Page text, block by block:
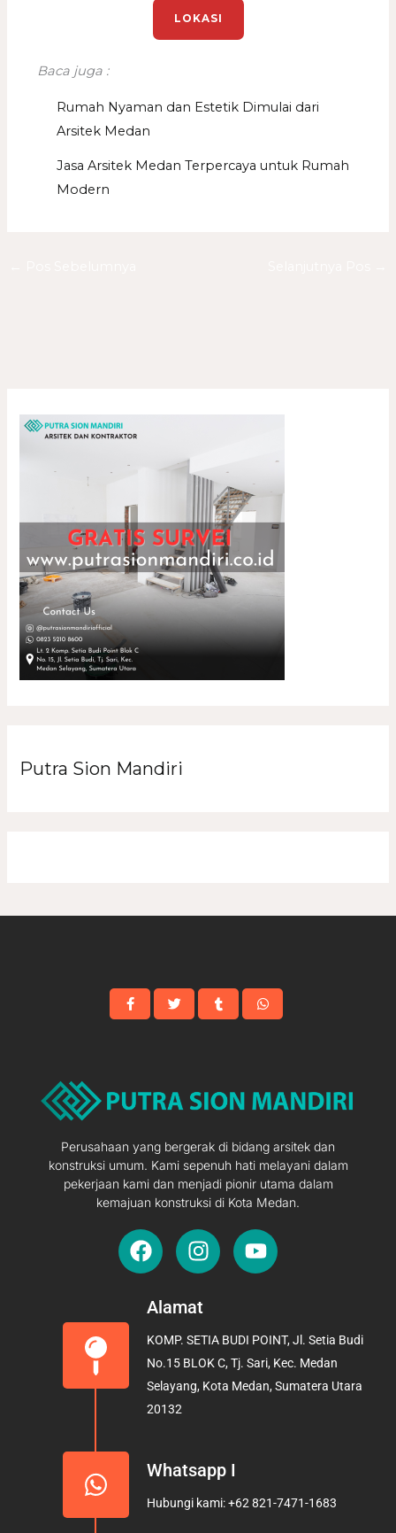
LOKASI
Baca juga :
Rumah Nyaman dan Estetik Dimulai dari
Arsitek Medan
Jasa Arsitek Medan Terpercaya untuk Rumah
Modern
Putra Sion Mandiri
Perusahaan yang bergerak di bidang arsitek dan
konstruksi umum. Kami sepenuh hati melayani dalam
pekerjaan kami dan menjadi pionir utama dalam
kemajuan konstruksi di Kota Medan.
F
a
e
o
o
k
I
n
t
g
r
a
Y
o
b
e
Alamat
KOMP. SETIA BUDI POINT, Jl. Setia Budi
No.15 BLOK C, Tj. Sari, Kec. Medan
Selayang, Kota Medan, Sumatera Utara
20132
Whatsapp I
Hubungi kami: +62 821-7471-1683